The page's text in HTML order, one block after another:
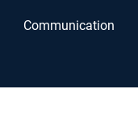
Communication